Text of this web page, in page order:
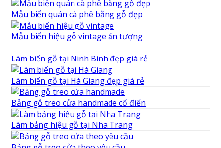
Mẫu biển quán cà phê bằng gỗ đẹp
Mẫu biển hiệu gỗ vintage ấn tượng
Làm biển gỗ tại Ninh Binh đẹp giá rẻ
Làm biển gỗ tại Hà Giang đẹp giá rẻ
Bảng gỗ treo cửa handmade cổ điển
Làm bảng hiệu gỗ tại Nha Trang